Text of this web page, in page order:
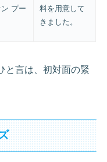
プー
料を用意して
きました。
と言は、初対面の緊